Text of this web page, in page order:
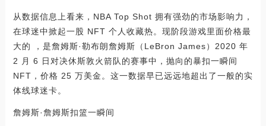
从数据信息上看来，NBA Top Shot 拥有强劲的市场影响力，
在球迷中掀起一股 NFT 个人收藏热。现阶段游戏里面价格最
大的 ，是詹姆斯·勒布朗詹姆斯（LeBron James）2020 年
2 月 6 日对决休斯敦火箭队的赛事中，抛向的暴扣一瞬间
NFT，价格 25 万美金。这一数据早已远远地超出了一般的实
体线球迷卡。
詹姆斯·詹姆斯扣篮一瞬间